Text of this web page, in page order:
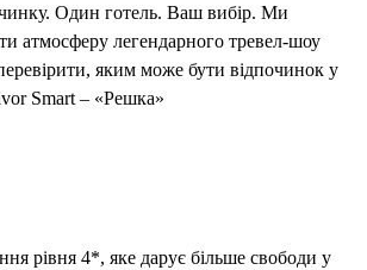
Один готель. Ваш вибір. Ми
атмосферу легендарного тревел-шоу
яким може бути відпочинок у
Smart – «Решка»
рівня 4*, яке дарує більше свободи у